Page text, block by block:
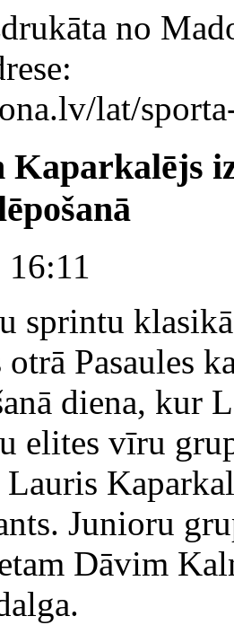
no
lat/
Kaparkalējs
sprintu
Pasaules
diena, kur
elites vīru
Junioru
Dāvim